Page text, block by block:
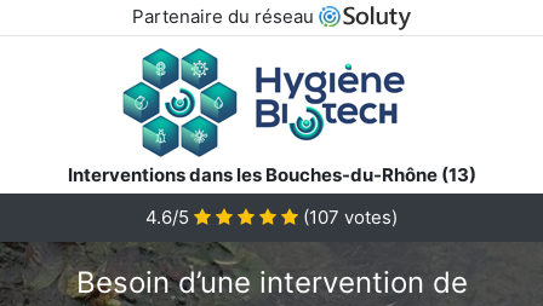
Partenaire du réseau
Interventions dans les Bouches-du-Rhône (13)
4.6/5
(107 votes)
Besoin d’une intervention de